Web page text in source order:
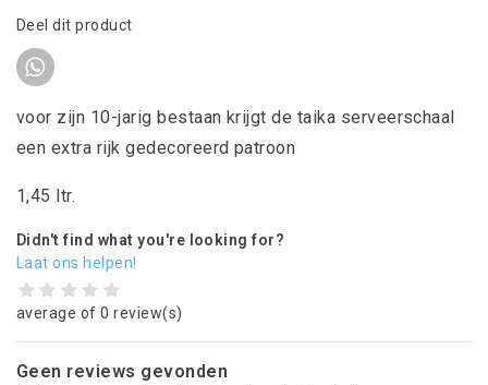
Deel dit product
voor zijn 10-jarig bestaan krijgt de taika serveerschaal
een extra rijk gedecoreerd patroon
1,45 ltr.
Didn't find what you're looking for?
Laat ons helpen!
average of 0 review(s)
Geen reviews gevonden